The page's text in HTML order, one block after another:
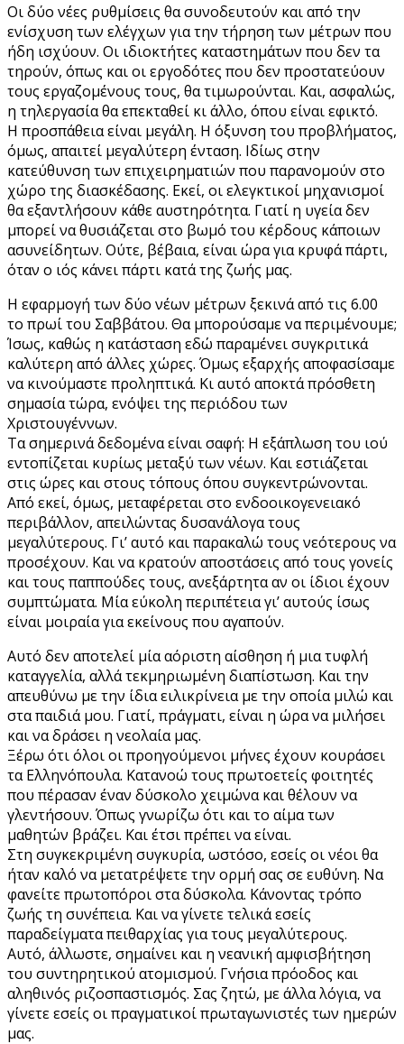
Οι δύο νέες ρυθμίσεις θα συνοδευτούν και από την
ενίσχυση των ελέγχων για την τήρηση των μέτρων που
ήδη ισχύουν. Οι ιδιοκτήτες καταστημάτων που δεν τα
τηρούν, όπως και οι εργοδότες που δεν προστατεύουν
τους εργαζομένους τους, θα τιμωρούνται. Και, ασφαλώς,
η τηλεργασία θα επεκταθεί κι άλλο, όπου είναι εφικτό.
Η προσπάθεια είναι μεγάλη. Η όξυνση του προβλήματος,
όμως, απαιτεί μεγαλύτερη ένταση. Ιδίως στην
κατεύθυνση των επιχειρηματιών που παρανομούν στο
χώρο της διασκέδασης. Εκεί, οι ελεγκτικοί μηχανισμοί
θα εξαντλήσουν κάθε αυστηρότητα. Γιατί η υγεία δεν
μπορεί να θυσιάζεται στο βωμό του κέρδους κάποιων
ασυνείδητων. Ούτε, βέβαια, είναι ώρα για κρυφά πάρτι,
όταν ο ιός κάνει πάρτι κατά της ζωής μας.
Η εφαρμογή των δύο νέων μέτρων ξεκινά από τις 6.00
το πρωί του Σαββάτου. Θα μπορούσαμε να περιμένουμε;
Ίσως, καθώς η κατάσταση εδώ παραμένει συγκριτικά
καλύτερη από άλλες χώρες. Όμως εξαρχής αποφασίσαμε
να κινούμαστε προληπτικά. Κι αυτό αποκτά πρόσθετη
σημασία τώρα, ενόψει της περιόδου των
Χριστουγέννων.
Τα σημερινά δεδομένα είναι σαφή: Η εξάπλωση του ιού
εντοπίζεται κυρίως μεταξύ των νέων. Και εστιάζεται
στις ώρες και στους τόπους όπου συγκεντρώνονται.
Από εκεί, όμως, μεταφέρεται στο ενδοοικογενειακό
περιβάλλον, απειλώντας δυσανάλογα τους
μεγαλύτερους. Γι’ αυτό και παρακαλώ τους νεότερους να
προσέχουν. Και να κρατούν αποστάσεις από τους γονείς
και τους παππούδες τους, ανεξάρτητα αν οι ίδιοι έχουν
συμπτώματα. Μία εύκολη περιπέτεια γι’ αυτούς ίσως
είναι μοιραία για εκείνους που αγαπούν.
Αυτό δεν αποτελεί μία αόριστη αίσθηση ή μια τυφλή
καταγγελία, αλλά τεκμηριωμένη διαπίστωση. Και την
απευθύνω με την ίδια ειλικρίνεια με την οποία μιλώ και
στα παιδιά μου. Γιατί, πράγματι, είναι η ώρα να μιλήσει
και να δράσει η νεολαία μας.
Ξέρω ότι όλοι οι προηγούμενοι μήνες έχουν κουράσει
τα Ελληνόπουλα. Κατανοώ τους πρωτοετείς φοιτητές
που πέρασαν έναν δύσκολο χειμώνα και θέλουν να
γλεντήσουν. Όπως γνωρίζω ότι και το αίμα των
μαθητών βράζει. Και έτσι πρέπει να είναι.
Στη συγκεκριμένη συγκυρία, ωστόσο, εσείς οι νέοι θα
ήταν καλό να μετατρέψετε την ορμή σας σε ευθύνη. Να
φανείτε πρωτοπόροι στα δύσκολα. Κάνοντας τρόπο
ζωής τη συνέπεια. Και να γίνετε τελικά εσείς
παραδείγματα πειθαρχίας για τους μεγαλύτερους.
Αυτό, άλλωστε, σημαίνει και η νεανική αμφισβήτηση
του συντηρητικού ατομισμού. Γνήσια πρόοδος και
αληθινός ριζοσπαστισμός. Σας ζητώ, με άλλα λόγια, να
γίνετε εσείς οι πραγματικοί πρωταγωνιστές των ημερών
μας.